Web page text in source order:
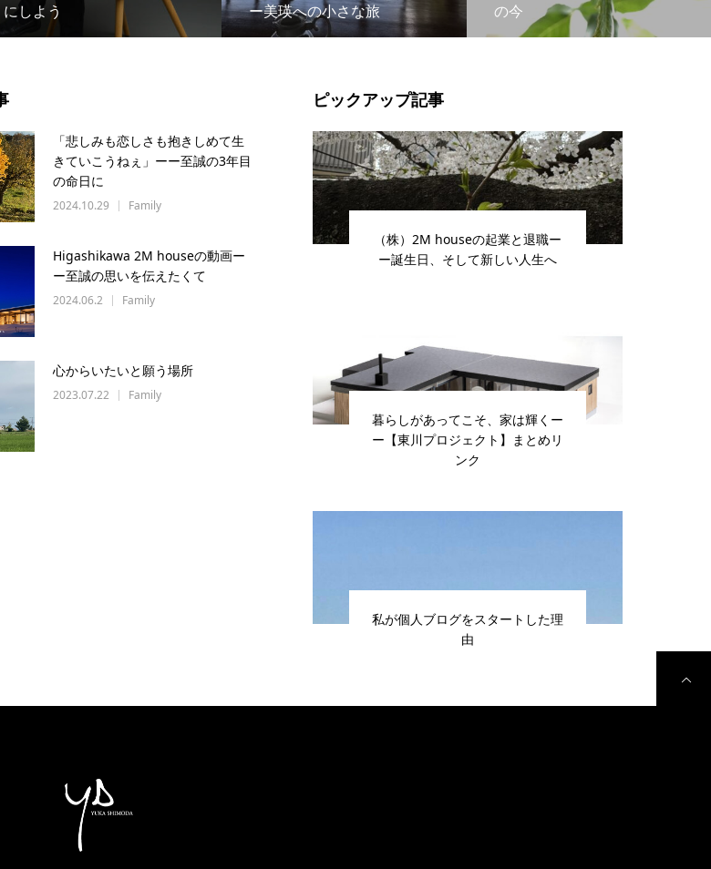
にしよう
ー美瑛への小さな旅
の今
「悲しみも恋しさも抱きしめて生
きていこうねぇ」ーー至誠の3年目
の命日に
2024.10.29 Family
Higashikawa 2M houseの動画ー
ー至誠の思いを伝えたくて
2024.06.2 Family
心からいたいと願う場所
2023.07.22 Family
ピックアップ記事
（株）2M houseの起業と退職ー
ー誕生日、そして新しい人生へ
暮らしがあってこそ、家は輝くー
ー【東川プロジェクト】まとめリ
ンク
私が個人ブログをスタートした理
由